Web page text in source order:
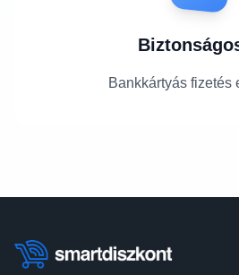
Bankkártyás fizetés